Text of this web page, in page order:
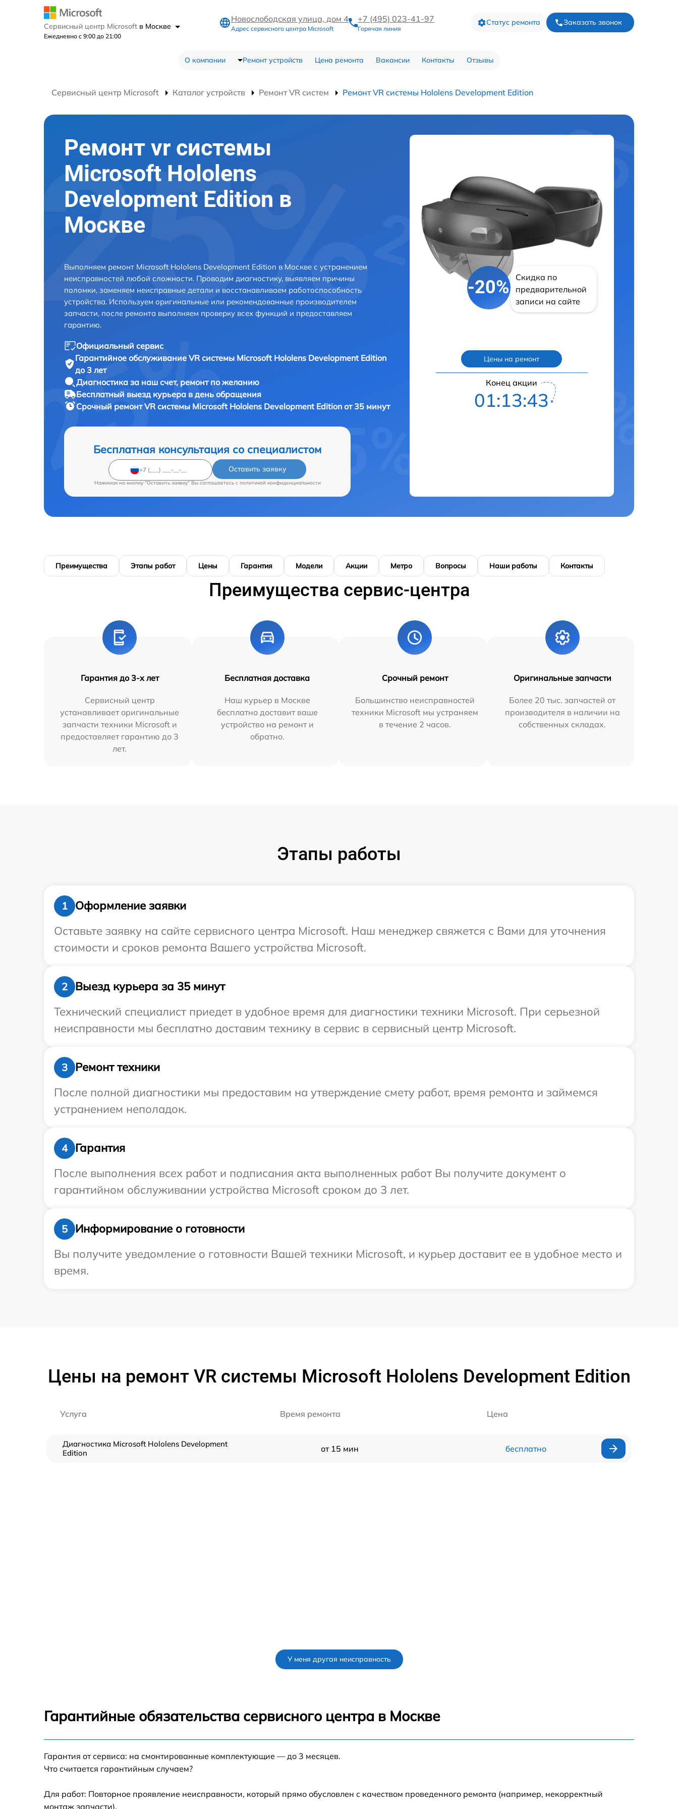
Сервисный центр Microsoft в Москве
Ежедневно с 9:00 до 21:00
Новослободская улица, дом 4
Адрес сервисного центра Microsoft
+7 (495) 023-41-97
Горячая линия
Статус ремонта Заказать звонок
О компании Ремонт устройств Цена ремонта Вакансии Контакты Отзывы
Сервисный центр Microsoft Каталог устройств Ремонт VR систем Ремонт VR системы Hololens Development Edition
Ремонт vr системы
Microsoft Hololens
Development Edition в
Москве
Выполняем ремонт Microsoft Hololens Development Edition в Москве с устранением
неисправностей любой сложности. Проводим диагностику, выявляем причины
поломки, заменяем неисправные детали и восстанавливаем работоспособность
устройства. Используем оригинальные или рекомендованные производителем
запчасти, после ремонта выполняем проверку всех функций и предоставляем
гарантию.
Официальный сервис
Гарантийное обслуживаниеVR системы Microsoft Hololens Development Edition
до 3 лет
Диагностика за наш счет, ремонт по желанию
Бесплатный выезд курьера в день обращения
Срочный ремонтVR системы Microsoft Hololens Development Edition от 35 минут
Бесплатная консультация со специалистом
Оставить заявку
Нажимая на кнопку "Оставить заявку" Вы соглашаетесь c политикой конфиденциальности
-20%
Скидка по
предварительной
записи на сайте
Цены на ремонт
Конец акции
01:13:42
Преимущества Этапы работ Цены Гарантия Модели Акции Метро Вопросы Наши работы Контакты
Преимущества сервис-центра
Гарантия до 3-х лет
Сервисный центр
устанавливает оригинальные
запчасти техники Microsoft и
предоставляет гарантию до 3
лет.
Бесплатная доставка
Наш курьер в Москве
бесплатно доставит ваше
устройство на ремонт и
обратно.
Срочный ремонт
Большинство неисправностей
техники Microsoft мы устраняем
в течение 2 часов.
Оригинальные запчасти
Более 20 тыс. запчастей от
производителя в наличии на
собственных складах.
Этапы работы
1
Оформление заявки
Оставьте заявку на сайте сервисного центра Microsoft. Наш менеджер свяжется с Вами для уточнения
стоимости и сроков ремонта Вашего устройства Microsoft.
2
Выезд курьера за 35 минут
Технический специалист приедет в удобное время для диагностики техники Microsoft. При серьезной
неисправности мы бесплатно доставим технику в сервис в сервисный центр Microsoft.
3
Ремонт техники
После полной диагностики мы предоставим на утверждение смету работ, время ремонта и займемся
устранением неполадок.
4
Гарантия
После выполнения всех работ и подписания акта выполненных работ Вы получите документ о
гарантийном обслуживании устройства Microsoft сроком до 3 лет.
5
Информирование о готовности
Вы получите уведомление о готовности Вашей техники Microsoft, и курьер доставит ее в удобное место и
время.
Цены на ремонт VR системы Microsoft Hololens Development Edition
Услуга Время ремонта Цена
Диагностика Microsoft Hololens Development
Edition
от 15 мин бесплатно
У меня другая неисправность
Гарантийные обязательства сервисного центра в Москве
Гарантия от сервиса: на смонтированные комплектующие — до 3 месяцев.
Что считается гарантийным случаем?
Для работ: Повторное проявление неисправности, который прямо обусловлен с качеством проведенного ремонта (например, некорректный
монтаж запчасти).